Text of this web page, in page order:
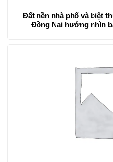
Đất nền nhà phố và biệt
Đồng Nai hướng nhìn